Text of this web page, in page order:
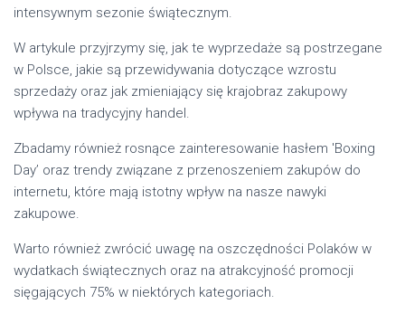
intensywnym sezonie świątecznym.
W artykule przyjrzymy się, jak te wyprzedaże są postrzegane
w Polsce, jakie są przewidywania dotyczące wzrostu
sprzedaży oraz jak zmieniający się krajobraz zakupowy
wpływa na tradycyjny handel.
Zbadamy również rosnące zainteresowanie hasłem 'Boxing
Day’ oraz trendy związane z przenoszeniem zakupów do
internetu, które mają istotny wpływ na nasze nawyki
zakupowe.
Warto również zwrócić uwagę na oszczędności Polaków w
wydatkach świątecznych oraz na atrakcyjność promocji
sięgających 75% w niektórych kategoriach.